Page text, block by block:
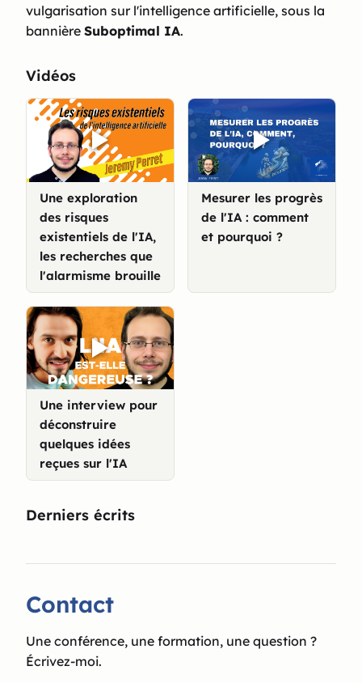
vulgarisation sur l'intelligence artificielle, sous la
bannière Suboptimal IA.
Vidéos
Une exploration
des risques
existentiels de l'IA,
les recherches que
l'alarmisme brouille
Mesurer les progrès
de l'IA : comment
et pourquoi ?
Une interview pour
déconstruire
quelques idées
reçues sur l'IA
Derniers écrits
Contact
Une conférence, une formation, une question ?
Écrivez-moi.